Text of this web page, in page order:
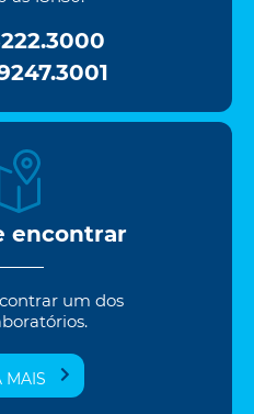
encontrar
um dos
MAIS